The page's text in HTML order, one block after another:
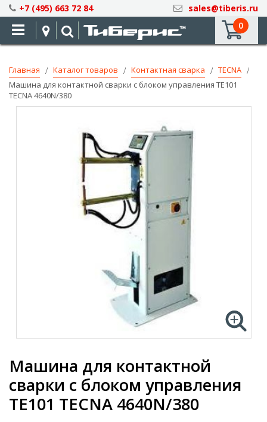
Skip
to
Content
+7 (495) 663 72 84
sales@tiberis.ru
0
Главная Каталог товаров Контактная сварка
TECNA
Машина для контактной сварки с блоком управления TE101
TECNA 4640N/380
Машина для контактной
сварки с блоком управления
TE101 TECNA 4640N/380